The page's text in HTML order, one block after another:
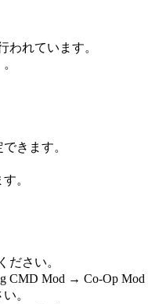
われています。
きます。
。
ださい。
CMD Mod → Co-Op Mod
。